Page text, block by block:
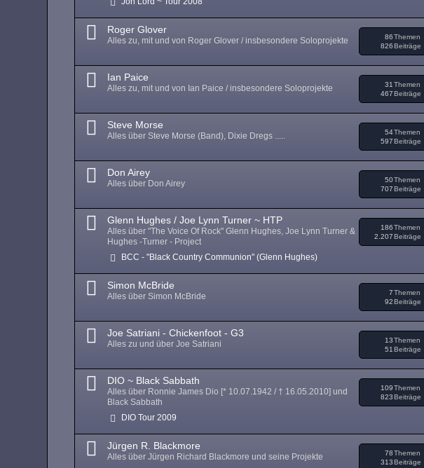
Roger Glover
Alles zu, mit und von Roger Glover / insbesondere Soloprojekte Themen
86
Beiträge
826
Ian Paice
Alles zu, mit und von Ian Paice / insbesondere Soloprojekte Themen
31
Beiträge
467
Steve Morse
Alles über Steve Morse (Band), Dixie Dregs ..... Themen
54
Beiträge
597
Don Airey
Alles über Don Airey Themen
50
Beiträge
707
Glenn Hughes / Joe Lynn Turner ~ HTP
Alles über "The Voice Of Rock" Glenn Hughes, Joe Lynn Turner &
Hughes -Turner - Project
Themen
186
Beiträge
2.207
BCC - "Black Country Communion" (Glenn Hughes)
Simon McBride
Alles über Simon McBride Themen
7
Beiträge
92
Joe Satriani - Chickenfoot - G3
Alles zu und über Joe Satriani Themen
13
Beiträge
51
DIO ~ Black Sabbath
Alles über Ronnie James Dio [* 10.07.1942 / † 16.05.2010] und
Black Sabbath
Themen
109
Beiträge
823
DIO Tour 2009
Jürgen R. Blackmore
Alles über Jürgen Richard Blackmore und seine Projekte Themen
78
Beiträge
313